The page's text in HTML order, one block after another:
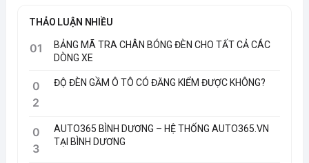
THẢO LUẬN NHIỀU
01
BẢNG MÃ TRA CHÂN BÓNG ĐÈN CHO TẤT CẢ CÁC
DÒNG XE
0
2
ĐỘ ĐÈN GẦM Ô TÔ CÓ ĐĂNG KIỂM ĐƯỢC KHÔNG?
0
3
AUTO365 BÌNH DƯƠNG – HỆ THỐNG AUTO365.VN
TẠI BÌNH DƯƠNG